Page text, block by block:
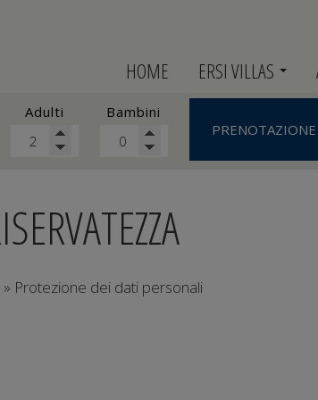
HOME
ERSI VILLAS
Albergo
Ubicazione
Adulti
Bambini
» Protezione dei dati personali